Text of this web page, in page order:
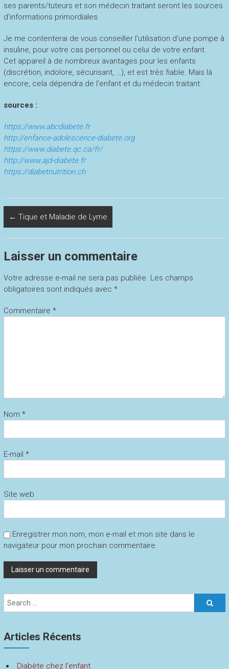
ses parents/tuteurs et son médecin traitant seront les sources
d’informations primordiales.
Je me contenterai de vous conseiller l’utilisation d’une pompe à
insuline, pour votre cas personnel ou celui de votre enfant.
Cet appareil à de nombreux avantages pour les enfants
(discrétion, indolore, sécurisant, …), et est très fiable. Mais là
encore, cela dépendra de l’enfant et du médecin traitant.
sources :
https://www.abcdiabete.fr
http://enfance-adolescence-diabete.org
https://www.diabete.qc.ca/fr/
http://www.ajd-diabete.fr
https://diabetnutrition.ch
← Tique et Maladie de Lyme
Laisser un commentaire
Votre adresse e-mail ne sera pas publiée. Les champs
obligatoires sont indiqués avec *
Commentaire *
Nom *
E-mail *
Site web
Enregistrer mon nom, mon e-mail et mon site dans le
navigateur pour mon prochain commentaire.
Articles Récents
Diabète chez l’enfant